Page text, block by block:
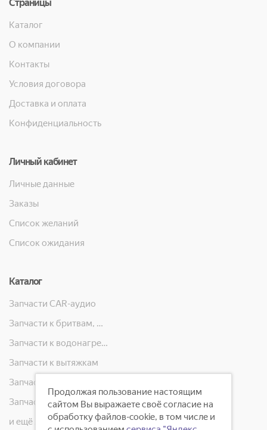
Страницы
Каталог
О компании
Контакты
Условия договора
Доставка и оплата
Конфиденциальность
Личный кабинет
Личные данные
Заказы
Список желаний
Список ожидания
Каталог
Запчасти CAR-аудио
Запчасти к бритвам, машинкам для стрижки, фенам, эпиляторам, зубным щёткам
Запчасти к водонагревателям
Запчасти к вытяжкам
Запчасти к масляным радиаторам, вентиляторам, увлажнителям воздуха и теплотехнике
и ещё 23 категорий
Продолжая пользование настоящим
сайтом Вы выражаете своё согласие на
обработку файлов-cookie, в том числе и